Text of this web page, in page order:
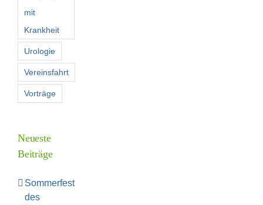
mit
Krankheit
Urologie
Vereinsfahrt
Vorträge
Neueste
Beiträge
Sommerfest
des